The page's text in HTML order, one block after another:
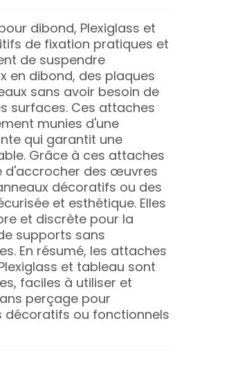
dibond, Plexiglass et
de fixation pratiques et
de suspendre
en dibond, des plaques
sans avoir besoin de
surfaces. Ces attaches
munies d'une
qui garantit une
Grâce à ces attaches
d'accrocher des œuvres
décoratifs ou des
et esthétique. Elles
et discrète pour la
supports sans
En résumé, les attaches
et tableau sont
faciles à utiliser et
perçage pour
décoratifs ou fonctionnels